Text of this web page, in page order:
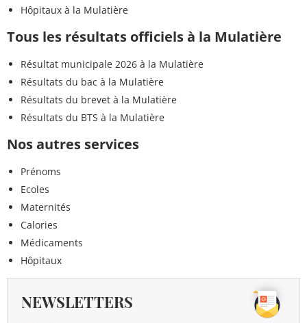
Hôpitaux à la Mulatière
Tous les résultats officiels à la Mulatière
Résultat municipale 2026 à la Mulatière
Résultats du bac à la Mulatière
Résultats du brevet à la Mulatière
Résultats du BTS à la Mulatière
Nos autres services
Prénoms
Ecoles
Maternités
Calories
Médicaments
Hôpitaux
NEWSLETTERS